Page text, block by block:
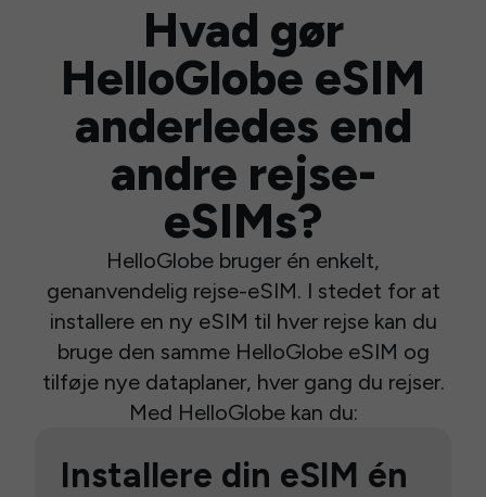
Hvad gør
HelloGlobe eSIM
anderledes end
andre rejse-
eSIMs?
HelloGlobe bruger én enkelt,
genanvendelig rejse-eSIM. I stedet for at
installere en ny eSIM til hver rejse kan du
bruge den samme HelloGlobe eSIM og
tilføje nye dataplaner, hver gang du rejser.
Med HelloGlobe kan du:
Installere din eSIM én